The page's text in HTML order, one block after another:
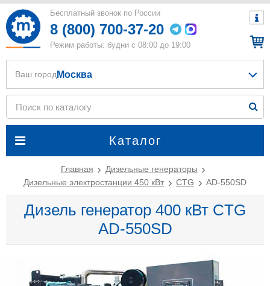
Бесплатный звонок по России
8 (800) 700-37-20
Режим работы: будни с 08:00 до 19:00
Каталог
Ваш город Москва
Главная
Дизельные генераторы
Дизельные электростанции 450 кВт
CTG AD-550SD
Дизель генератор 400 кВт CTG
AD-550SD